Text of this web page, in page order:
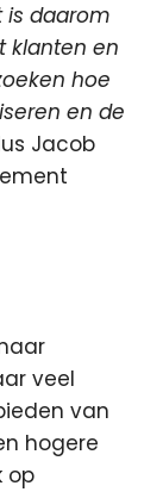
is daarom
klanten en
hoe
en de
Jacob
veel
van
hogere
op